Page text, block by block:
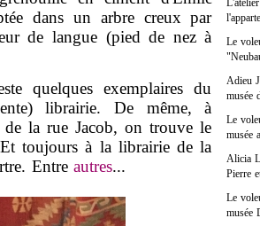
Le
Adieu
musée
Le
musée
Alicia
Pierre
Le
musée
dans un arbre creux par
de langue (pied de nez à
quelques exemplaires du
librairie. De même, à
la rue Jacob, on trouve le
toujours à la librairie de la
Entreautres...